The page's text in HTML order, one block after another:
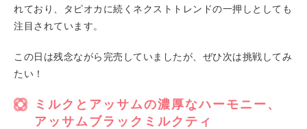
れており、タピオカに続くネクストトレンドの一押しとしても
注目されています。
この日は残念ながら完売していましたが、ぜひ次は挑戦してみ
たい！
ミルクとアッサムの濃厚なハーモニー、
アッサムブラックミルクティ